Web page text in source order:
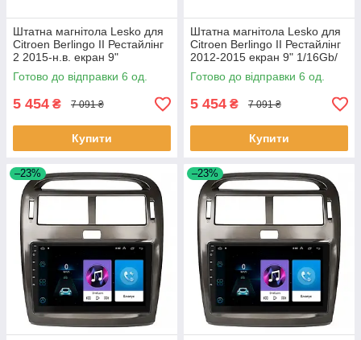
Штатна магнітола Lesko для
Citroen Berlingo II Рестайлінг
2 2015-н.в. екран 9"
1/16Gb/Wi-Fi GPS Optima 6шт
Готово до відправки 6 од.
5 454 ₴ 7 091 ₴
Купити
Штатна магнітола Lesko для
Citroen Berlingo II Рестайлінг
2012-2015 екран 9" 1/16Gb/
Wi-Fi GPS Optima 6шт
Готово до відправки 6 од.
5 454 ₴ 7 091 ₴
Купити
–23% –23%